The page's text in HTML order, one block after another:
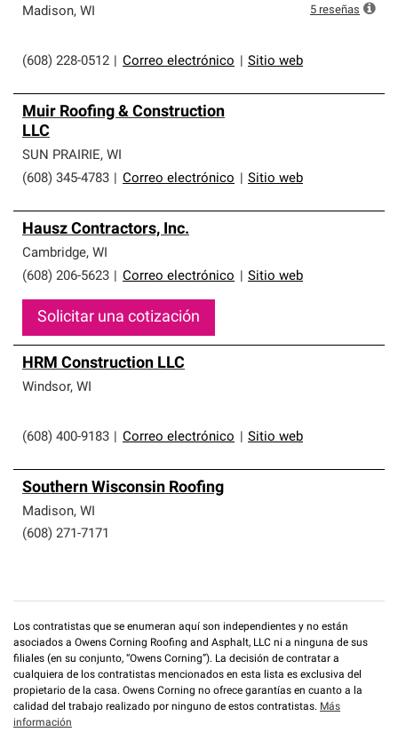
Madison, WI
(608) 228-0512 Correo electrónico Sitio web
5 reseñas
Muir Roofing & Construction
LLC
SUN PRAIRIE, WI
(608) 345-4783
Correo electrónico Sitio web
Hausz Contractors, Inc.
Cambridge, WI
(608) 206-5623
Correo electrónico Sitio web
Solicitar una cotización
HRM Construction LLC
Windsor, WI
(608) 400-9183 Correo electrónico Sitio web
Southern Wisconsin Roofing
Madison, WI
(608) 271-7171
Los contratistas que se enumeran aquí son independientes y no están
asociados a Owens Corning Roofing and Asphalt, LLC ni a ninguna de sus
filiales (en su conjunto, “Owens Corning”). La decisión de contratar a
cualquiera de los contratistas mencionados en esta lista es exclusiva del
propietario de la casa. Owens Corning no ofrece garantías en cuanto a la
calidad del trabajo realizado por ninguno de estos contratistas. Más
información